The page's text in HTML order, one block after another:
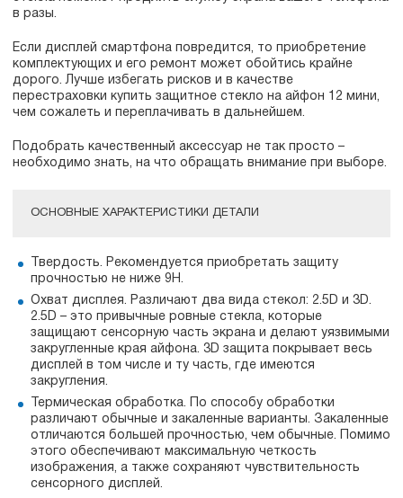
в разы.
Если дисплей смартфона повредится, то приобретение
комплектующих и его ремонт может обойтись крайне
дорого. Лучше избегать рисков и в качестве
перестраховки купить защитное стекло на айфон 12 мини,
чем сожалеть и переплачивать в дальнейшем.
Подобрать качественный аксессуар не так просто –
необходимо знать, на что обращать внимание при выборе.
ОСНОВНЫЕ ХАРАКТЕРИСТИКИ ДЕТАЛИ
Твердость. Рекомендуется приобретать защиту
прочностью не ниже 9H.
Охват дисплея. Различают два вида стекол: 2.5D и 3D.
2.5D – это привычные ровные стекла, которые
защищают сенсорную часть экрана и делают уязвимыми
закругленные края айфона. 3D защита покрывает весь
дисплей в том числе и ту часть, где имеются
закругления.
Термическая обработка. По способу обработки
различают обычные и закаленные варианты. Закаленные
отличаются большей прочностью, чем обычные. Помимо
этого обеспечивают максимальную четкость
изображения, а также сохраняют чувствительность
сенсорного дисплей.